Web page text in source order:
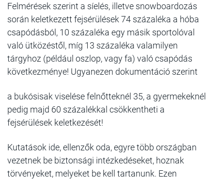
Felmérések szerint a síelés, illetve snowboardozás
során keletkezett fejsérülések 74 százaléka a hóba
csapódásból, 10 százaléka egy másik sportolóval
való ütközéstől, míg 13 százaléka valamilyen
tárgyhoz (például oszlop, vagy fa) való csapódás
következménye! Ugyanezen dokumentáció szerint
a bukósisak viselése felnőtteknél 35, a gyermekeknél
pedig majd 60 százalékkal csökkentheti a
fejsérülések keletkezését!
Kutatások ide, ellenzők oda, egyre több országban
vezetnek be biztonsági intézkedéseket, hoznak
törvényeket, melyeket be kell tartanunk. Ezen